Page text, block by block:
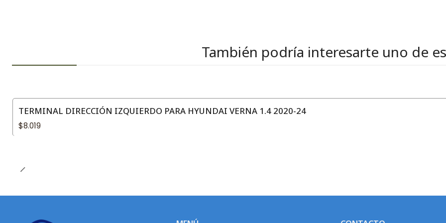
También podría interesarte uno de
TERMINAL DIRECCIÓN IZQUIERDO PARA HYUNDAI VERNA 1.4 2020-24
$8.019